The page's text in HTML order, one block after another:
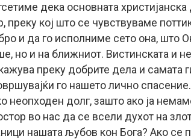
дека основната
преку кој што се чувствуваме
и да го исполниме сето она, што
но и на ближниот. Вистинската и
преку добрите дела и самата
го нашето лично
неопходен долг, зашто ако ја
во нас да се всели духот на
нашата љубов кон Бога? Ако